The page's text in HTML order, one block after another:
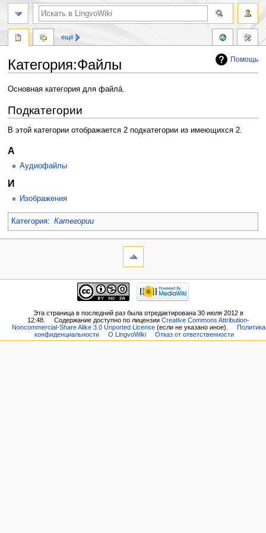
Помощь
Категория:Файлы
Перейти
навигации
Перейти
поиску
Основная категория для файла́.
Подкатегории
В этой категории отображается 2 подкатегории из имеющихся 2.
А
Аудиофайлы
И
Изображения
Категория: Категории
ещё
Эта страница в последний раз была отредактирована 30 июля 2012 в
12:48.
Содержание доступно по лицензииCreative Commons Attribution-
Noncommercial-Share Alike 3.0 Unported License(если не указано иное).
Политика
конфиденциальности
О LingvoWiki Отказ от ответственности